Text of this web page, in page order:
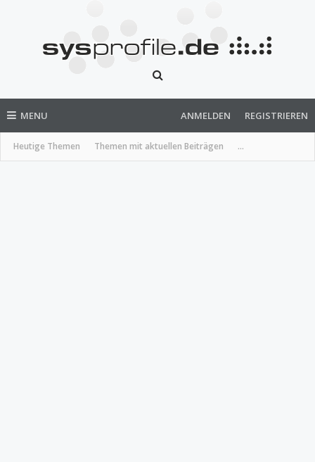
MENU
Heutige Themen Themen mit aktuellen Beiträgen ...
ANMELDEN REGISTRIEREN